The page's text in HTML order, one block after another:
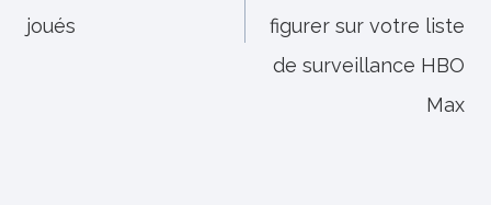
joués
figurer sur votre liste
de surveillance HBO
Max